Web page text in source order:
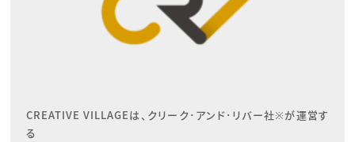
CREATIVE VILLAGEは、クリーク･アンド･リバー社※が運営す
る